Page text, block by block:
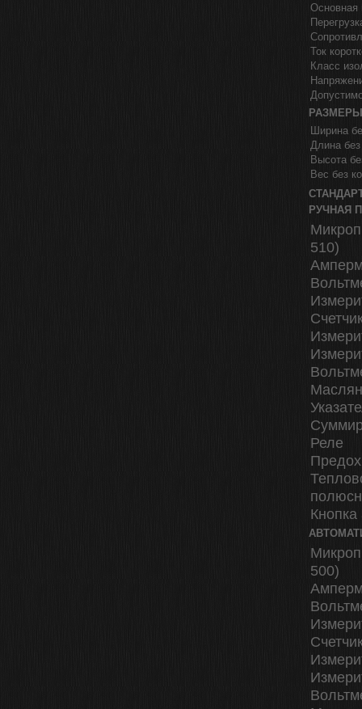
Основная
Ток
Класс
РАЗМЕРЫ
Ширина
Длина
Высота
Вес без
РУЧНАЯ
510)
Реле
Кнопка
500)